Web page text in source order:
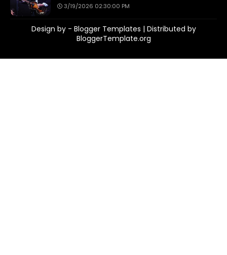
3/19/2026 02:30:00 PM
Design by - Blogger Templates | Distributed by
BloggerTemplate.org